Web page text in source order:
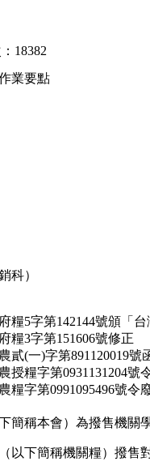
18382
業要點
科）
糧5字第142144號頒「
糧3字第151606號修正
貳(一)字第891120019號
授糧字第0931131204號
糧字第0991095496號令
簡稱本會）為撥售機關
以下簡稱機關糧）撥售